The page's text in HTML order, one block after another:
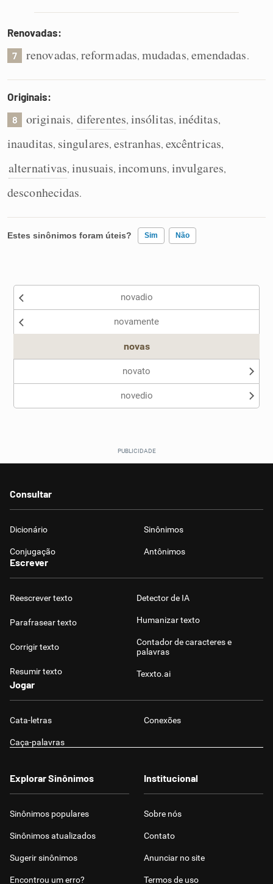
Renovadas:
7 renovadas, reformadas, mudadas, emendadas.
Originais:
8 originais, diferentes, insólitas, inéditas,
inauditas, singulares, estranhas, excêntricas,
alternativas,inusuais,incomuns, invulgares,
desconhecidas.
Estes sinônimos foram úteis? Sim Não
Nenhum dos sinônimos apresentados me ajudou
novadio
novamente
novas
novato
novedio
Consultar
Dicionário Sinônimos
Conjugação Antônimos
Escrever
Reescrever texto
Parafrasear texto
Corrigir texto
Resumir texto
Detector de IA
Humanizar texto
Contador de caracteres e
palavras
Texxto.ai
Jogar
Cata-letras Conexões
Caça-palavras
Explorar Sinônimos
Sinônimos populares
Sinônimos atualizados
Sugerir sinônimos
Encontrou um erro?
Institucional
Sobre nós
Contato
Anunciar no site
Termos de uso